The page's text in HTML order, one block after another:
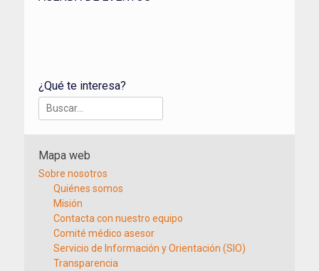
¿Qué te interesa?
Buscar:
Mapa web
Sobre nosotros
Quiénes somos
Misión
Contacta con nuestro equipo
Comité médico asesor
Servicio de Información y Orientación (SIO)
Transparencia